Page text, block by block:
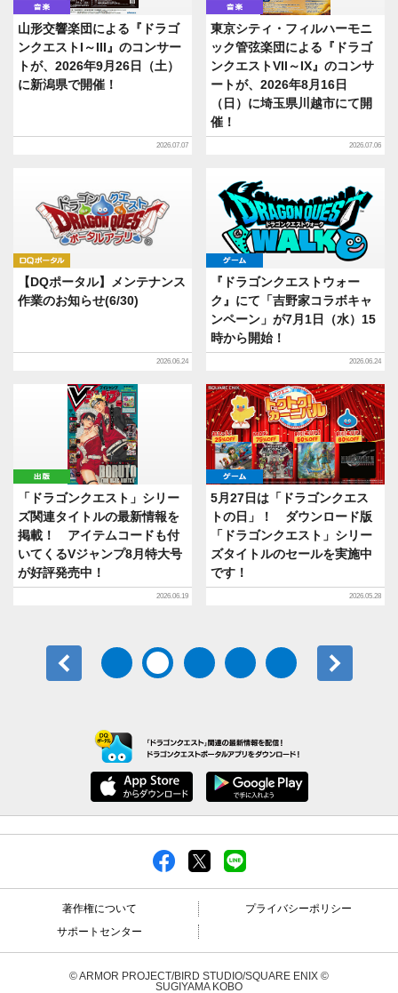
音楽
山形交響楽団による『ドラゴ
ンクエストI～III』のコンサー
トが、2026年9月26日（土）
に新潟県で開催！
2026.07.07
音楽
東京シティ・フィルハーモニ
ック管弦楽団による『ドラゴ
ンクエストVII～IX』のコンサ
ートが、2026年8月16日
（日）に埼玉県川越市にて開
催！
2026.07.06
【DQポータル】メンテナンス
作業のお知らせ(6/30)
2026.06.24
『ドラゴンクエストウォー
ク』にて「吉野家コラボキャ
ンペーン」が7月1日（水）15
時から開始！
2026.06.24
出版
「ドラゴンクエスト」シリー
ズ関連タイトルの最新情報を
掲載！ アイテムコードも付
いてくるVジャンプ8月特大号
が好評発売中！
2026.06.19
ゲーム
5月27日は「ドラゴンクエス
トの日」！ ダウンロード版
「ドラゴンクエスト」シリー
ズタイトルのセールを実施中
です！
2026.05.28
前へ
著作権について
プライバシーポリシー
サポートセンター
© ARMOR PROJECT/BIRD STUDIO/SQUARE ENIX ©
SUGIYAMA KOBO